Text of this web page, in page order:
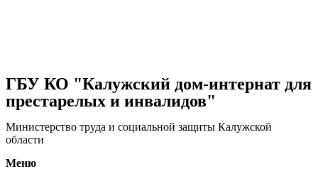
ГБУ КО "Калужский дом-интернат для
престарелых и инвалидов"
Министерство труда и социальной защиты Калужской
области
Меню